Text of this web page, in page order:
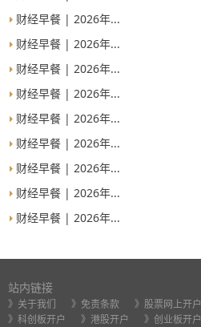
财经早餐 | 2026年...
财经早餐 | 2026年...
财经早餐 | 2026年...
财经早餐 | 2026年...
财经早餐 | 2026年...
财经早餐 | 2026年...
财经早餐 | 2026年...
财经早餐 | 2026年...
财经早餐 | 2026年...
站内链接
》关于我们 》免责条款 》股票网上开户
》科创板开户
》港股开户 》创业板开户